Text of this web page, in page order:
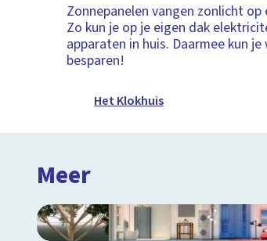
Zonnepanelen vangen zonlicht
Zo kun je op je eigen dak
apparaten in huis. Daarmee kun
besparen!
Het Klokhuis
Meer